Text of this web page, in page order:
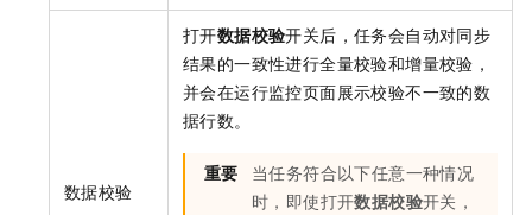
数据校验
打开数据校验开关后，任务会自动对同步
结果的一致性进行全量校验和增量校验，
并会在运行监控页面展示校验不一致的数
据行数。
重要
当任务符合以下任意一种情况
时，即使打开数据校验开关，